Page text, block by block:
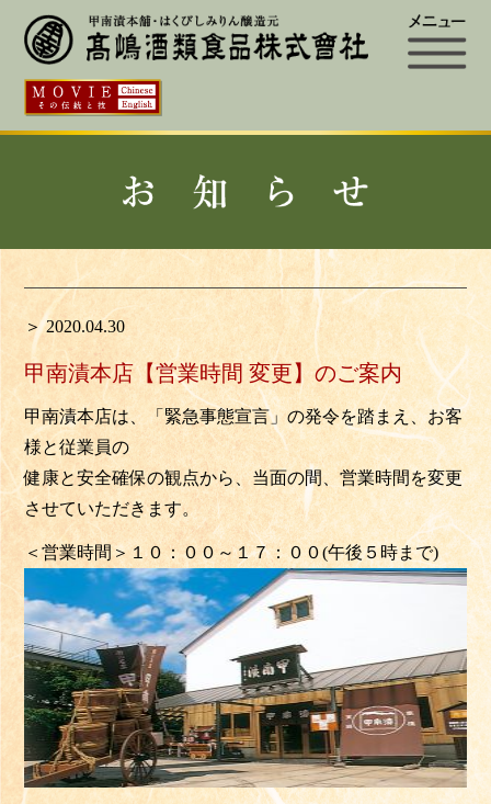
＞ 2020.04.30
甲南漬本店【営業時間 変更】のご案内
甲南漬本店は、「緊急事態宣言」の発令を踏まえ、お客
様と従業員の
健康と安全確保の観点から、当面の間、営業時間を変更
させていただきます。
＜営業時間＞１０：００～１７：００(午後５時まで)